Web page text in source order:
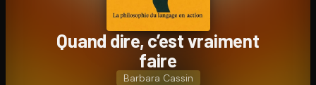
Quand dire, c’est vraiment
faire
Barbara Cassin